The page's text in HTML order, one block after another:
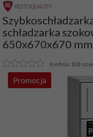
schładzarka
650x670x670 mm
średnia: 0.0
Promocja